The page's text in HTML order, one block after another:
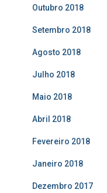
Outubro 2018
Setembro 2018
Agosto 2018
Julho 2018
Maio 2018
Abril 2018
Fevereiro 2018
Janeiro 2018
Dezembro 2017